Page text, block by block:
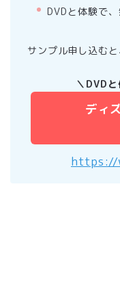
DVDと体験で
サンプル申し込むと
＼DVD
ディ
https://